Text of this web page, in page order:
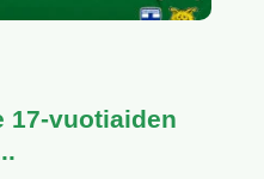
17-vuotiaiden